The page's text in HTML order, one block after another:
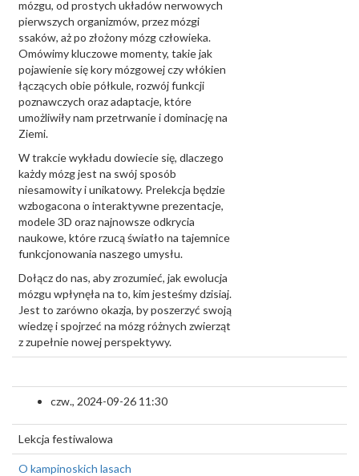
mózgu, od prostych układów nerwowych
pierwszych organizmów, przez mózgi
ssaków, aż po złożony mózg człowieka.
Omówimy kluczowe momenty, takie jak
pojawienie się kory mózgowej czy włókien
łączących obie półkule, rozwój funkcji
poznawczych oraz adaptacje, które
umożliwiły nam przetrwanie i dominację na
Ziemi.
W trakcie wykładu dowiecie się, dlaczego
każdy mózg jest na swój sposób
niesamowity i unikatowy. Prelekcja będzie
wzbogacona o interaktywne prezentacje,
modele 3D oraz najnowsze odkrycia
naukowe, które rzucą światło na tajemnice
funkcjonowania naszego umysłu.
Dołącz do nas, aby zrozumieć, jak ewolucja
mózgu wpłynęła na to, kim jesteśmy dzisiaj.
Jest to zarówno okazja, by poszerzyć swoją
wiedzę i spojrzeć na mózg różnych zwierząt
z zupełnie nowej perspektywy.
czw., 2024-09-26 11:30
Lekcja festiwalowa
O kampinoskich lasach